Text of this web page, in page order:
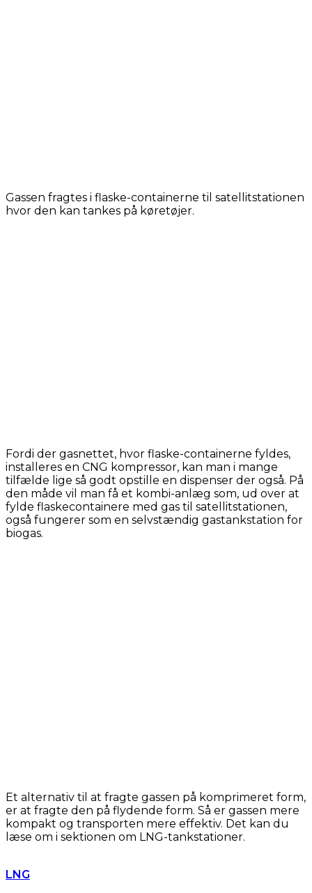
Gassen fragtes i flaske-containerne til satellitstationen
hvor den kan tankes på køretøjer.
Fordi der gasnettet, hvor flaske-containerne fyldes,
installeres en CNG kompressor, kan man i mange
tilfælde lige så godt opstille en dispenser der også. På
den måde vil man få et kombi-anlæg som, ud over at
fylde flaskecontainere med gas til satellitstationen,
også fungerer som en selvstændig gastankstation for
biogas.
Et alternativ til at fragte gassen på komprimeret form,
er at fragte den på flydende form. Så er gassen mere
kompakt og transporten mere effektiv. Det kan du
læse om i sektionen om LNG-tankstationer.
LNG